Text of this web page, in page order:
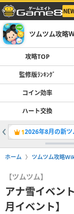
ツムツム攻略
攻略TOP
監修版ﾗﾝｷﾝｸﾞ
コイン効率
ハート交換
12026年8月の新ツ
ホーム ツムツム攻略
【ツムツム】
アナ雪イベン
月イベント】